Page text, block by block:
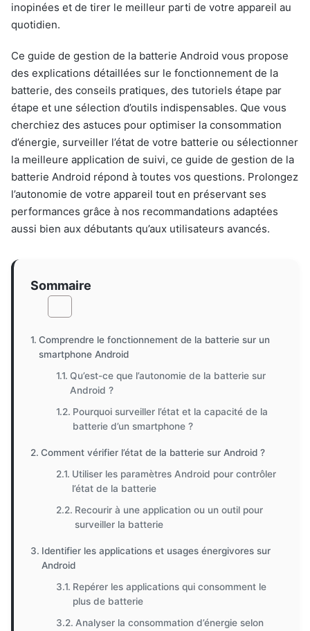
inopinées et de tirer le meilleur parti de votre appareil au
quotidien.
Ce guide de gestion de la batterie Android vous propose
des explications détaillées sur le fonctionnement de la
batterie, des conseils pratiques, des tutoriels étape par
étape et une sélection d’outils indispensables. Que vous
cherchiez des astuces pour optimiser la consommation
d’énergie, surveiller l’état de votre batterie ou sélectionner
la meilleure application de suivi, ce guide de gestion de la
batterie Android répond à toutes vos questions. Prolongez
l’autonomie de votre appareil tout en préservant ses
performances grâce à nos recommandations adaptées
aussi bien aux débutants qu’aux utilisateurs avancés.
Sommaire
Comprendre le fonctionnement de la batterie sur un
smartphone Android
Qu’est-ce que l’autonomie de la batterie sur
Android ?
Pourquoi surveiller l’état et la capacité de la
batterie d’un smartphone ?
Comment vérifier l’état de la batterie sur Android ?
Utiliser les paramètres Android pour contrôler
l’état de la batterie
Recourir à une application ou un outil pour
surveiller la batterie
Identifier les applications et usages énergivores sur
Android
Repérer les applications qui consomment le
plus de batterie
Analyser la consommation d’énergie selon